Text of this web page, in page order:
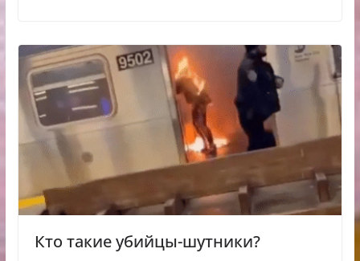
Кто такие убийцы-шутники?